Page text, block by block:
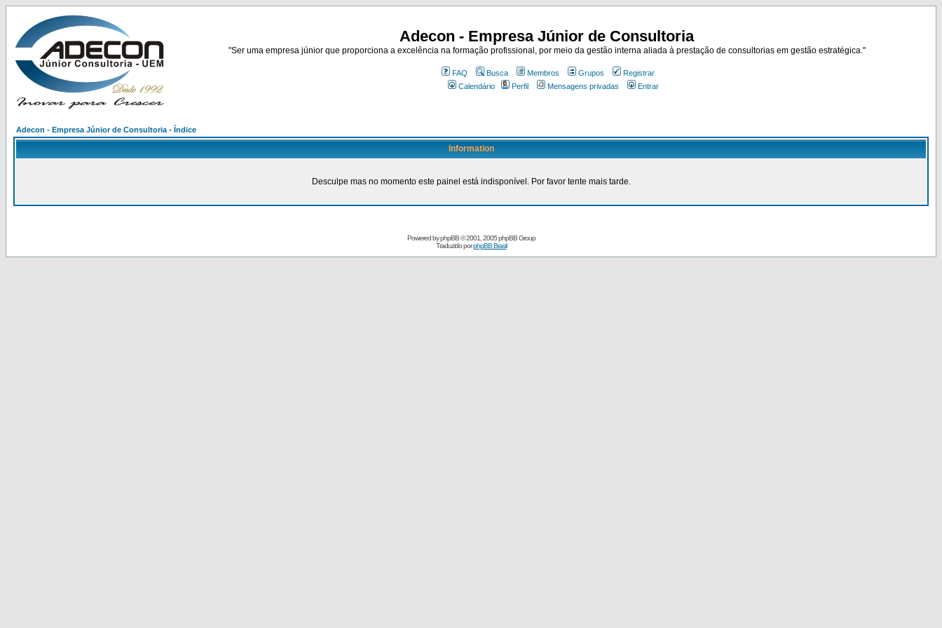
Adecon - Empresa Júnior de Consultoria
"Ser uma empresa júnior que proporciona a excelência na formação profissional, por meio da gestão interna aliada à prestação de consultorias em gestão estratégica."
FAQ Busca Membros Grupos
Registrar
Calendário
Perfil Mensagens privadas Entrar
Adecon - Empresa Júnior de Consultoria - Índice
Information
Desculpe mas no momento este painel está indisponível. Por favor tente mais tarde.
Powered byphpBB© 2001, 2005 phpBB Group
Traduzido porphpBB Brasil